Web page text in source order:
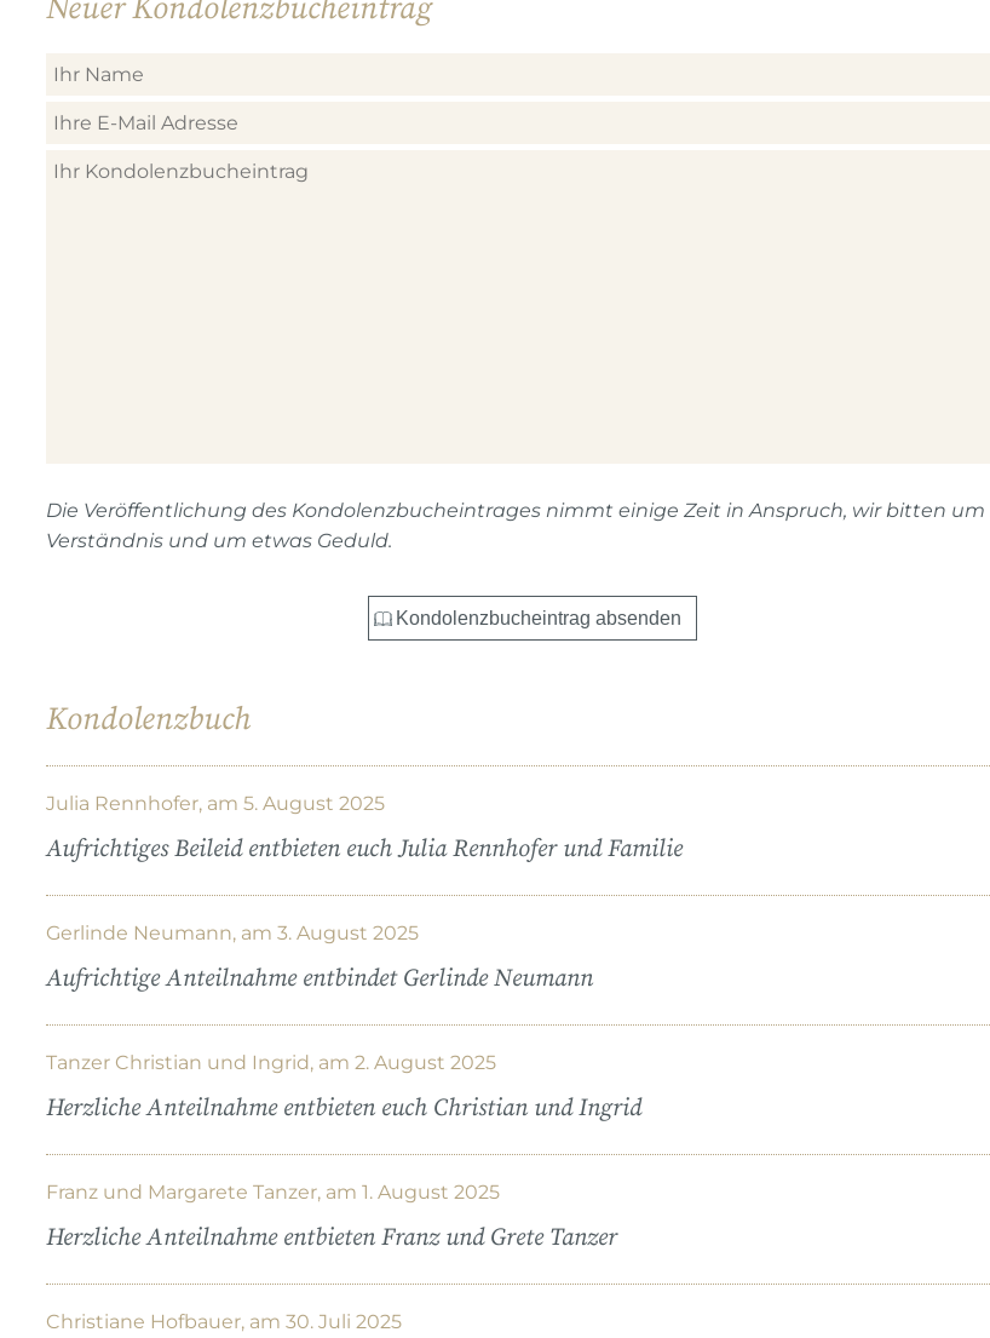
Neuer Kondolenzbucheintrag
Die Veröffentlichung des Kondolenzbucheintrages nimmt einige Zeit in Anspruch, wir bitten um
Verständnis und um etwas Geduld.
Kondolenzbuch
Julia Rennhofer, am 5. August 2025
Aufrichtiges Beileid entbieten euch Julia Rennhofer und Familie
Gerlinde Neumann, am 3. August 2025
Aufrichtige Anteilnahme entbindet Gerlinde Neumann
Tanzer Christian und Ingrid, am 2. August 2025
Herzliche Anteilnahme entbieten euch Christian und Ingrid
Franz und Margarete Tanzer, am 1. August 2025
Herzliche Anteilnahme entbieten Franz und Grete Tanzer
Christiane Hofbauer, am 30. Juli 2025